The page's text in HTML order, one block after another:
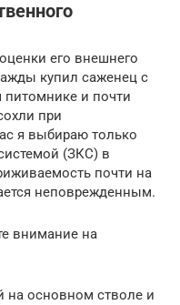
его внешнего
купил саженец с
и почти
при
я выбираю только
(ЗКС) в
почти на
неповрежденным.
внимание на
на основном стволе и